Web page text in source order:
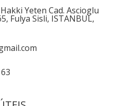
Yeten Cad. Ascioglu
Fulya Sisli, ISTANBUL,